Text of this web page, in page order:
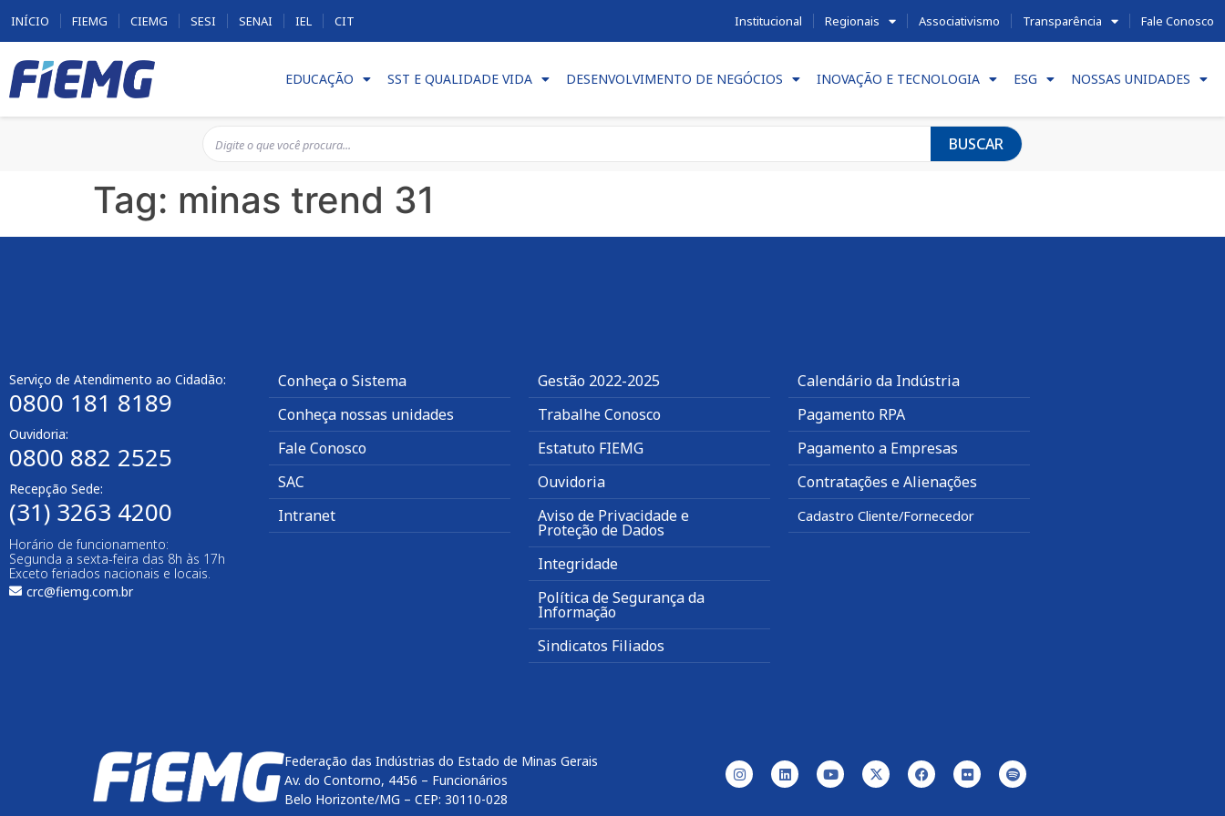
INÍCIO FIEMG CIEMG SESI SENAI IEL CIT Institucional Regionais Associativismo Transparência Fale Conosco
EDUCAÇÃO SST E QUALIDADE VIDA DESENVOLVIMENTO DE NEGÓCIOS INOVAÇÃO E TECNOLOGIA ESG NOSSAS UNIDADES
BUSCAR
Tag: minas trend 31
Serviço de Atendimento ao Cidadão:
0800 181 8189
Ouvidoria:
0800 882 2525
Recepção Sede:
(31) 3263 4200
Horário de funcionamento:
Segunda a sexta-feira das 8h às 17h
Exceto feriados nacionais e locais.
crc@fiemg.com.br
Conheça o Sistema
Conheça nossas unidades
Fale Conosco
SAC
Intranet
Gestão 2022-2025
Trabalhe Conosco
Estatuto FIEMG
Ouvidoria
Aviso de Privacidade e
Proteção de Dados
Integridade
Política de Segurança da
Informação
Sindicatos Filiados
Calendário da Indústria
Pagamento RPA
Pagamento a Empresas
Contratações e Alienações
Cadastro Cliente/Fornecedor
Federação das Indústrias do Estado de Minas Gerais
Av. do Contorno, 4456 – Funcionários
Belo Horizonte/MG – CEP: 30110-028
btn-04